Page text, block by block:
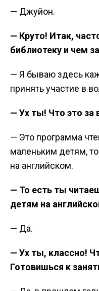
— Джуйон.
— Круто! Итак,
библиотеку и чем
— Я бываю здесь
принять участие в
— Ух ты! Что это за
— Это программа
маленьким детям, то
на английском.
— То есть ты
детям на
— Да.
— Ух ты, классно!
Готовишься к